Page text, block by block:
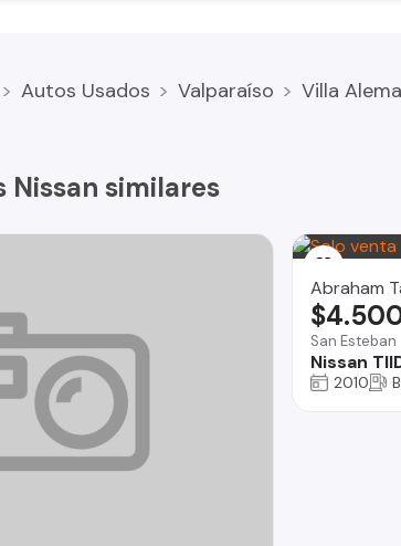
Autos Usados Valparaíso Villa
Nissan similares
Abraham
San Esteban
Nissan
2010